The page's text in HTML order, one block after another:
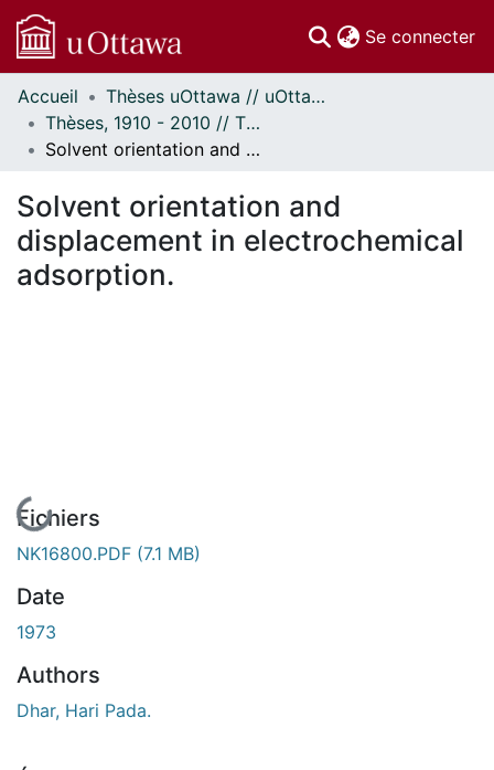
Se connecter
Communautés
et collections
Parcourir
À propos
Accueil
Thèses uOttawa // uOttawa Theses
Thèses, 1910 - 2010 // Theses, 1910 - 2010
Solvent orientation and displacement in electrochemical adsorption.
Solvent orientation and
displacement in electrochemical
adsorption.
En cours de chargement...
Fichiers
NK16800.PDF (7.1 MB)
Date
1973
Authors
Dhar, Hari Pada.